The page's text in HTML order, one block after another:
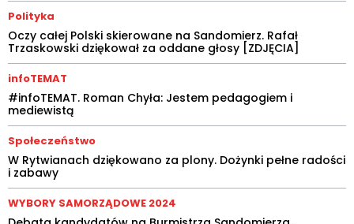
Polityka
Oczy całej Polski skierowane na Sandomierz. Rafał
Trzaskowski dziękował za oddane głosy [ZDJĘCIA]
infoTEMAT
#infoTEMAT. Roman Chyła: Jestem pedagogiem i
mediewistą
Społeczeństwo
W Rytwianach dziękowano za plony. Dożynki pełne radości
i zabawy
WYBORY SAMORZĄDOWE 2024